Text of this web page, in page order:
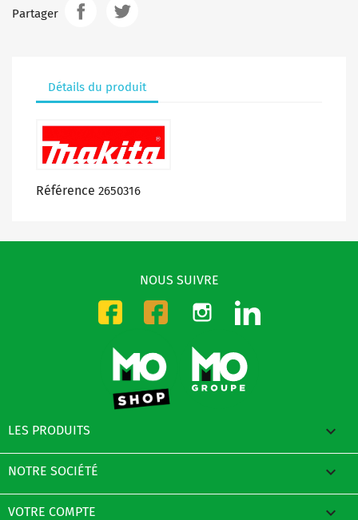
Partager
Détails du produit
Référence 2650316
NOUS SUIVRE
Facebook-CMOFacebook-DMO
Instagram
LES PRODUITS 
NOTRE SOCIÉTÉ 
VOTRE COMPTE 